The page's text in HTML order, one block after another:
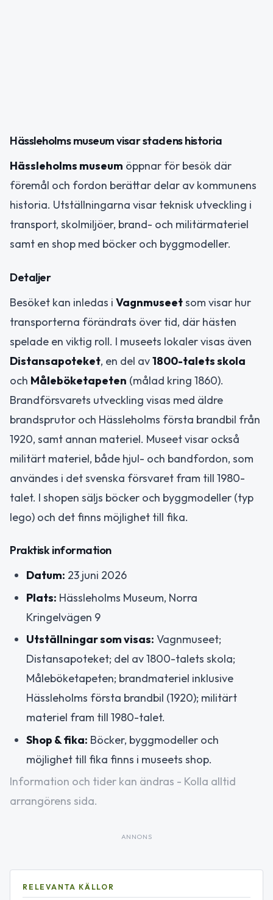
Hässleholms museum visar stadens historia
Hässleholms museum öppnar för besök där
föremål och fordon berättar delar av kommunens
historia. Utställningarna visar teknisk utveckling i
transport, skolmiljöer, brand- och militärmateriel
samt en shop med böcker och byggmodeller.
Detaljer
Besöket kan inledas i Vagnmuseetsom visar hur
transporterna förändrats över tid, där hästen
spelade en viktig roll. I museets lokaler visas även
Distansapoteket, en del av1800-talets skola
och Måleböketapeten (målad kring 1860).
Brandförsvarets utveckling visas med äldre
brandsprutor och Hässleholms första brandbil från
1920, samt annan materiel. Museet visar också
militärt materiel, både hjul- och bandfordon, som
användes i det svenska försvaret fram till 1980-
talet. I shopen säljs böcker och byggmodeller (typ
lego) och det finns möjlighet till fika.
Praktisk information
Datum: 23 juni 2026
Plats: Hässleholms Museum, Norra
Kringelvägen 9
Utställningar som visas: Vagnmuseet;
Distansapoteket; del av 1800-talets skola;
Måleböketapeten; brandmateriel inklusive
Hässleholms första brandbil (1920); militärt
materiel fram till 1980-talet.
Shop & fika: Böcker, byggmodeller och
möjlighet till fika finns i museets shop.
Information och tider kan ändras - Kolla alltid
arrangörens sida.
ANNONS
RELEVANTA KÄLLOR